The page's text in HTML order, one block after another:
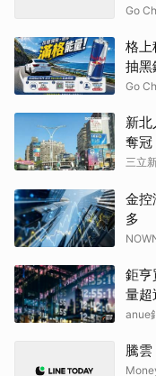
Go
格上
抽黑
Go
新
奪
三立
金
多
鉅
量
anue
騰